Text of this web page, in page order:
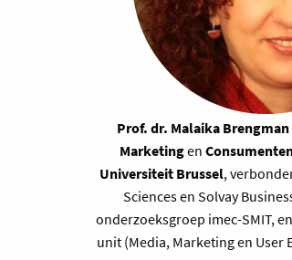
Prof. dr. Malaika Brengman
Marketingen
Universiteit Brussel,
Sciences en Solvay
onderzoeksgroep imec-SMIT,
unit (Media, Marketing en User